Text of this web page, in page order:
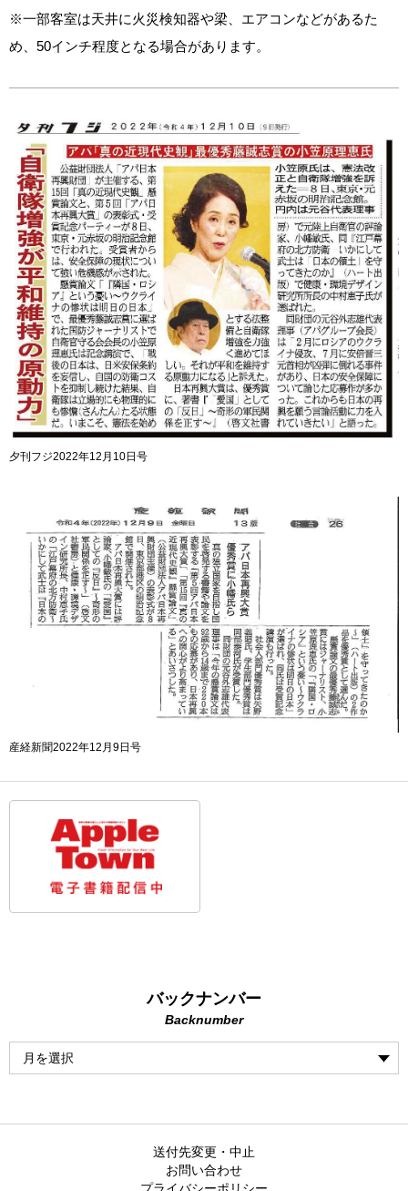
※一部客室は天井に火災検知器や梁、エアコンなどがあるた
め、50インチ程度となる場合があります。
夕刊フジ2022年12月10日号
産経新聞2022年12月9日号
バックナンバー
Backnumber
送付先変更・中止
お問い合わせ
プライバシーポリシー